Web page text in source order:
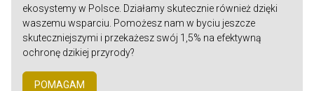
ekosystemy w Polsce. Działamy skutecznie również dzięki
waszemu wsparciu. Pomożesz nam w byciu jeszcze
skuteczniejszymi i przekażesz swój 1,5% na efektywną
ochronę dzikiej przyrody?
POMAGAM